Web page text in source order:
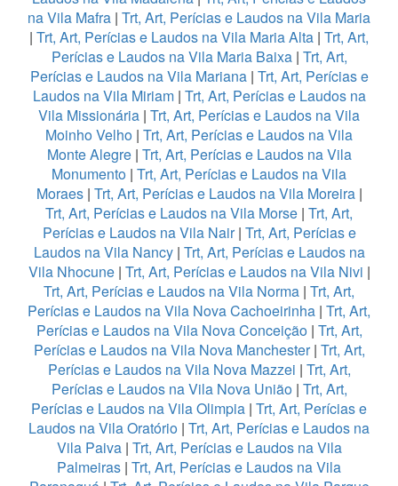
na Vila Mafra | Trt, Art, Perícias e Laudos na Vila Maria
| Trt, Art, Perícias e Laudos na Vila Maria Alta | Trt, Art,
Perícias e Laudos na Vila Maria Baixa| Trt, Art,
Perícias e Laudos na Vila Mariana| Trt, Art, Perícias e
Laudos na Vila Miriam| Trt, Art, Perícias e Laudos na
Vila Missionária | Trt, Art, Perícias e Laudos na Vila
Moinho Velho | Trt, Art, Perícias e Laudos na Vila
Monte Alegre| Trt, Art, Perícias e Laudos na Vila
Monumento | Trt, Art, Perícias e Laudos na Vila
Moraes| Trt, Art, Perícias e Laudos na Vila Moreira|
Trt, Art, Perícias e Laudos na Vila Morse | Trt, Art,
Perícias e Laudos na Vila Nair| Trt, Art, Perícias e
Laudos na Vila Nancy| Trt, Art, Perícias e Laudos na
Vila Nhocune| Trt, Art, Perícias e Laudos na Vila Nivi |
Trt, Art, Perícias e Laudos na Vila Norma | Trt, Art,
Perícias e Laudos na Vila Nova Cachoeirinha | Trt, Art,
Perícias e Laudos na Vila Nova Conceição| Trt, Art,
Perícias e Laudos na Vila Nova Manchester| Trt, Art,
Perícias e Laudos na Vila Nova Mazzei | Trt, Art,
Perícias e Laudos na Vila Nova União| Trt, Art,
Perícias e Laudos na Vila Olimpia | Trt, Art, Perícias e
Laudos na Vila Oratório | Trt, Art, Perícias e Laudos na
Vila Paiva| Trt, Art, Perícias e Laudos na Vila
Palmeiras | Trt, Art, Perícias e Laudos na Vila